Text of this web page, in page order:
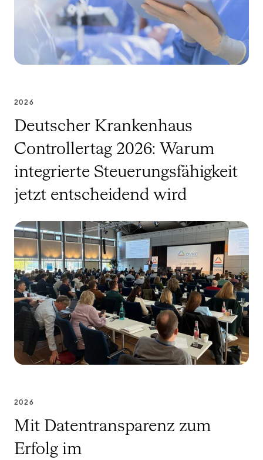
2026
Deutscher Krankenhaus
Controllertag 2026: Warum
integrierte Steuerungsfähigkeit
jetzt entscheidend wird
2026
Mit Datentransparenz zum
Erfolg im